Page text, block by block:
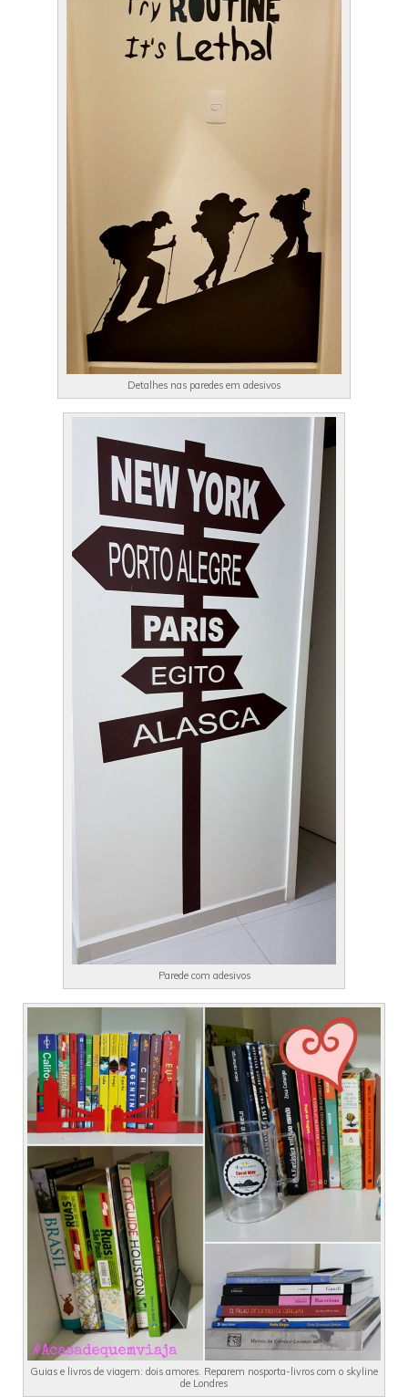
Detalhes nas paredes em adesivos
Parede com adesivos
Guias e livros de viagem: dois amores. Reparem nosporta-livros com o skyline
de Londres